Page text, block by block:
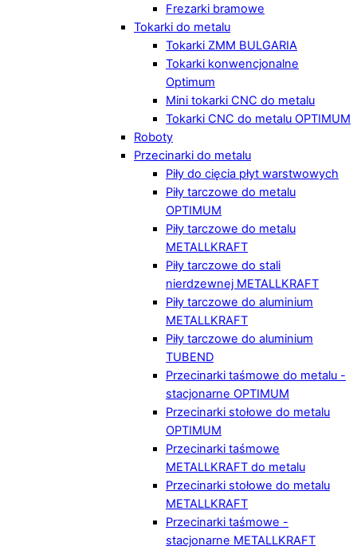
Frezarki bramowe
Tokarki do metalu
Tokarki ZMM BULGARIA
Tokarki konwencjonalne
Optimum
Mini tokarki CNC do metalu
Tokarki CNC do metalu OPTIMUM
Roboty
Przecinarki do metalu
Piły do cięcia płyt warstwowych
Piły tarczowe do metalu
OPTIMUM
Piły tarczowe do metalu
METALLKRAFT
Piły tarczowe do stali
nierdzewnej METALLKRAFT
Piły tarczowe do aluminium
METALLKRAFT
Piły tarczowe do aluminium
TUBEND
Przecinarki taśmowe do metalu -
stacjonarne OPTIMUM
Przecinarki stołowe do metalu
OPTIMUM
Przecinarki taśmowe
METALLKRAFT do metalu
Przecinarki stołowe do metalu
METALLKRAFT
Przecinarki taśmowe -
stacjonarne METALLKRAFT